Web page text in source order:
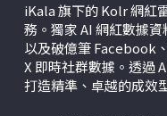
iKala 旗下的 Kolr 網紅
務。獨家 AI 網紅數據
以及破億筆 Facebook
X 即時社群數據。透過
打造精準、卓越的成效